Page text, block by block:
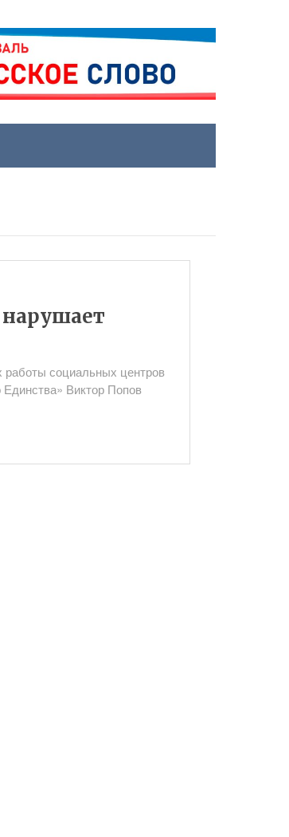
работы социальных центров
Единства» Виктор Попов